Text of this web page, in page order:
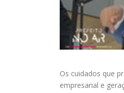
Os cuidados que
empresarial e